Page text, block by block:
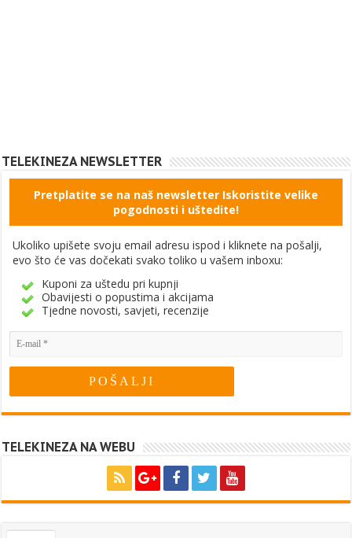
TELEKINEZA NEWSLETTER
Pretplatite se na naš newsletter Iskoristite velike
pogodnosti i uštedite!
Ukoliko upišete svoju email adresu ispod i kliknete na pošalji,
evo što će vas dočekati svako toliko u vašem inboxu:
Kuponi za uštedu pri kupnji
Obavijesti o popustima i akcijama
Tjedne novosti, savjeti, recenzije
TELEKINEZA NA WEBU